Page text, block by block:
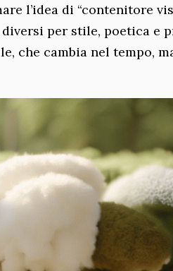
l’idea di “contenitore
per stile, poetica e
che cambia nel tempo,